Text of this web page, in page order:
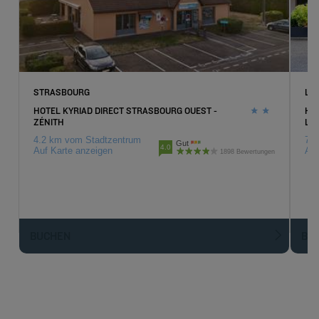
STRASBOURG
HOTEL KYRIAD DIRECT STRASBOURG OUEST -
ZÉNITH
4.2 km vom Stadtzentrum
Auf Karte anzeigen
4.0 Gut
1898 Bewertungen